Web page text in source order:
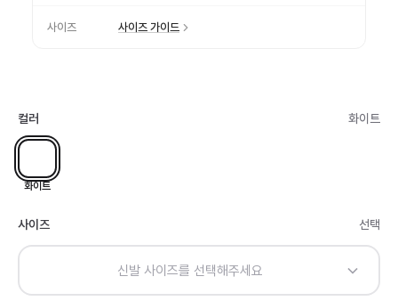
사이즈 사이즈 가이드
컬러 화이트
화이트
사이즈 선택
신발 사이즈를 선택해주세요